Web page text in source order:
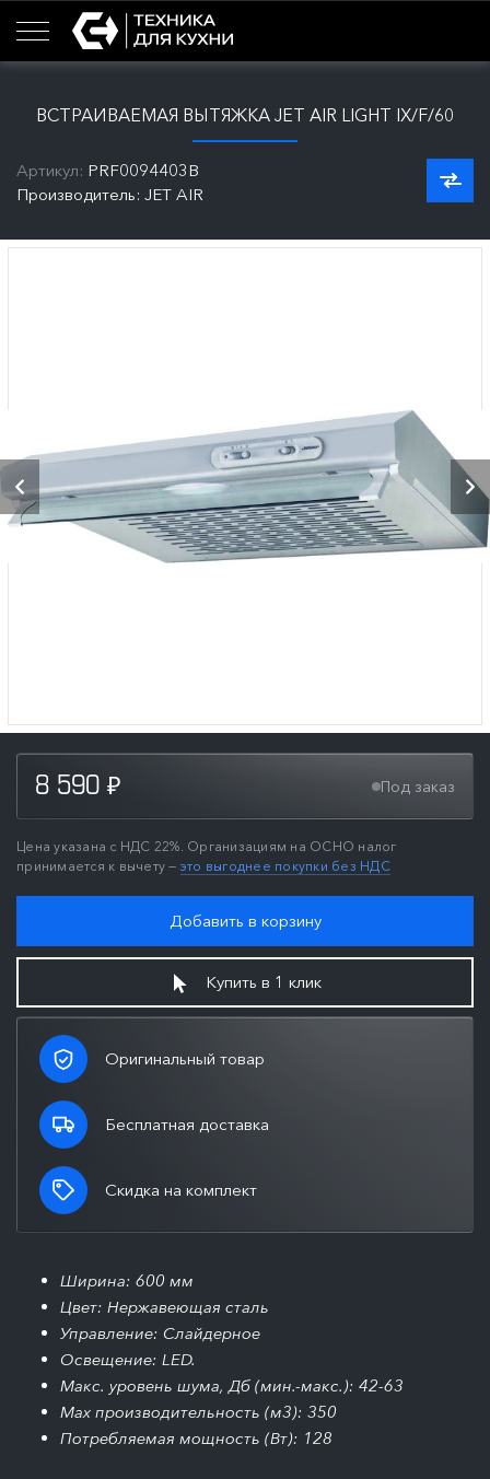
ВСТРАИВАЕМАЯ ВЫТЯЖКА JET AIR LIGHT IX/F/60
Артикул: PRF0094403B
Производитель: JET AIR
8 590 ₽ Под заказ
Цена указана с НДС 22%. Организациям на ОСНО налог
принимается к вычету — это выгоднее покупки без НДС
Добавить в корзину
Купить в 1 клик
Оригинальный товар
Бесплатная доставка
Скидка на комплект
Ширина: 600 мм
Цвет: Нержавеющая сталь
Управление: Слайдерное
Освещение: LED.
Макс. уровень шума, Дб (мин.-макс.): 42-63
Max производительность (м3): 350
Потребляемая мощность (Вт): 128